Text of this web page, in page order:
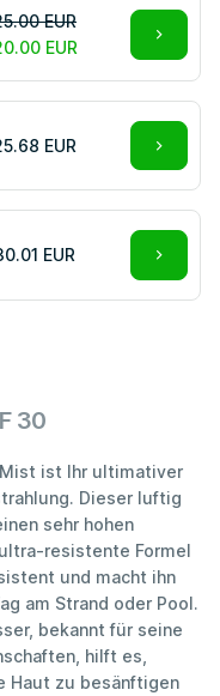
EUR
EUR
EUR
EUR
30
ist Ihr ultimativer
Dieser luftig
sehr hohen
resistente Formel
und macht ihn
am Strand oder Pool.
bekannt für seine
hilft es,
Haut zu besänftigen